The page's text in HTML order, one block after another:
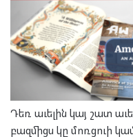
Դեռ աւե­լին կայ շատ
բազ­միցս կը մոռց­ուի